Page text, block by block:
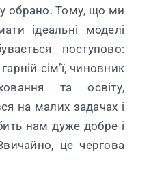
обрано. Тому, що ми
ідеальні моделі
поступово:
сім’ї, чиновник
та освіту,
на малих задачах і
нам дуже добре і
це чергова